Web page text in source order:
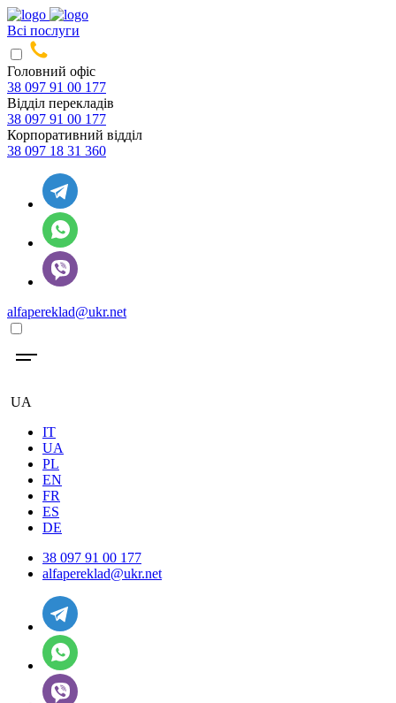
Всі послуги
Головний офіс
38 097 91 00 177
Відділ перекладів
38 097 91 00 177
Корпоративний відділ
38 097 18 31 360
alfapereklad@ukr.net
UA
IT
UA
PL
EN
FR
ES
DE
38 097 91 00 177
alfapereklad@ukr.net